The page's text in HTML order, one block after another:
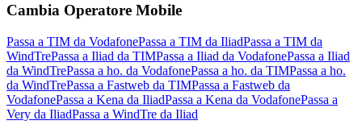
Cambia Operatore Mobile
Passa a TIM da VodafonePassa a TIM da IliadPassa a TIM da
WindTrePassa a Iliad da TIMPassa a Iliad da VodafonePassa a Iliad
da WindTrePassa a ho. da VodafonePassa a ho. da TIMPassa a ho.
da WindTrePassa a Fastweb da TIMPassa a Fastweb da
VodafonePassa a Kena da IliadPassa a Kena da VodafonePassa a
Very da IliadPassa a WindTre da Iliad